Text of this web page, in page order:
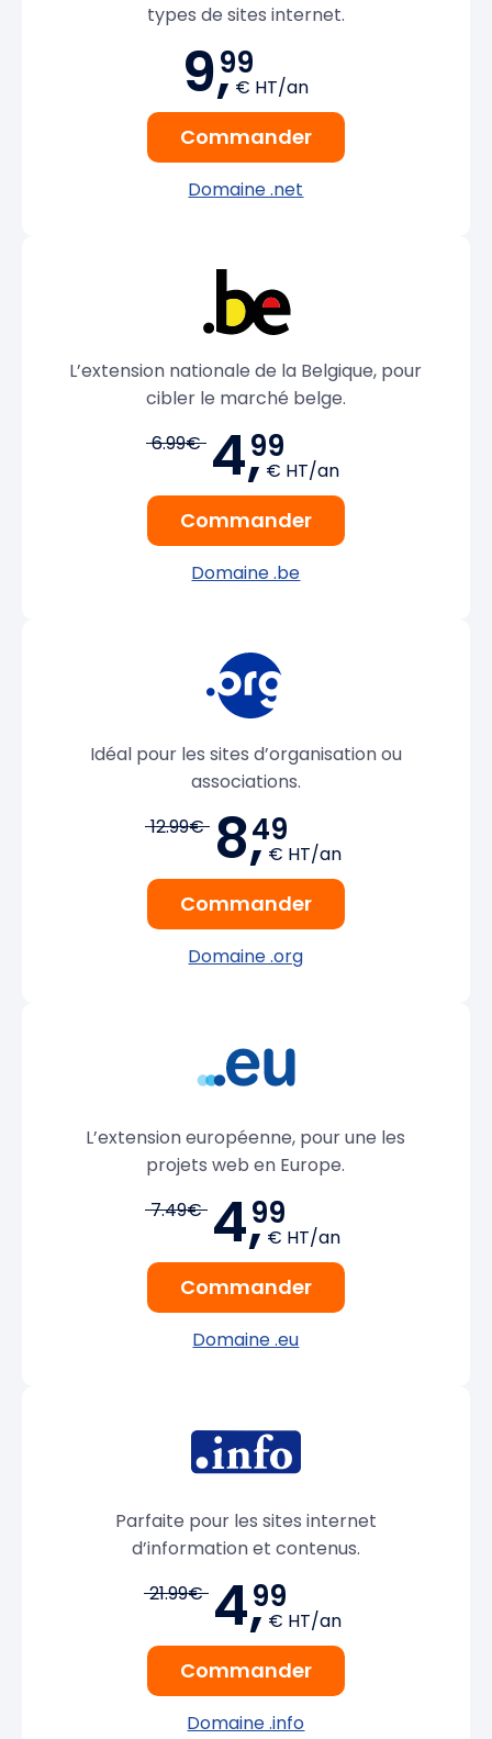
types de sites internet.
9,99
€ HT/an
Commander
Domaine .net
L’extension nationale de la Belgique, pour
cibler le marché belge.
6.99€ 4,99
€ HT/an
Commander
Domaine .be
Idéal pour les sites d’organisation ou
associations.
12.99€ 8,49
€ HT/an
Commander
Domaine .org
L’extension européenne, pour une les
projets web en Europe.
7.49€ 4,99
€ HT/an
Commander
Domaine .eu
Parfaite pour les sites internet
d’information et contenus.
21.99€ 4,99
€ HT/an
Commander
Domaine .info